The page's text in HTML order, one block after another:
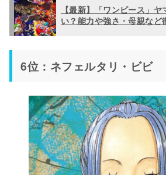
【最新】「ワンピース」
い？能力や強さ・母親など
6位：ネフェルタリ・ビビ